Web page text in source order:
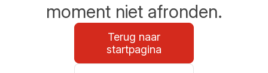
moment niet afronden.
Terug naar
startpagina